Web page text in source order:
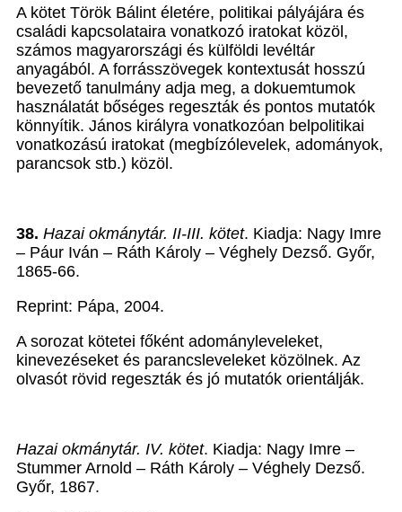
A kötet Török Bálint életére, politikai pályájára és
családi kapcsolataira vonatkozó iratokat közöl,
számos magyarországi és külföldi levéltár
anyagából. A forrásszövegek kontextusát hosszú
bevezető tanulmány adja meg, a dokuemtumok
használatát bőséges regeszták és pontos mutatók
könnyítik. János királyra vonatkozóan belpolitikai
vonatkozású iratokat (megbízólevelek, adományok,
parancsok stb.) közöl.
38. Hazai okmánytár. II-III. kötet. Kiadja: Nagy Imre
– Páur Iván – Ráth Károly – Véghely Dezső. Győr,
1865-66.
Reprint: Pápa, 2004.
A sorozat kötetei főként adományleveleket,
kinevezéseket és parancsleveleket közölnek. Az
olvasót rövid regeszták és jó mutatók orientálják.
Hazai okmánytár. IV. kötet. Kiadja: Nagy Imre –
Stummer Arnold – Ráth Károly – Véghely Dezső.
Győr, 1867.